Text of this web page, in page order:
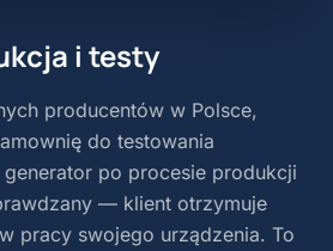
i testy
producentów w Polsce,
do testowania
po procesie produkcji
— klient otrzymuje
pracy swojego urządzenia. To